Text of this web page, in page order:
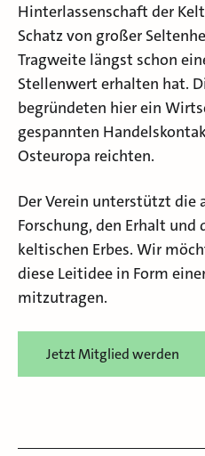
Hinterlassenschaft der
Schatz von großer
Tragweite längst schon
Stellenwert erhalten hat.
begründeten hier ein
gespannten
Osteuropa reichten.
Der Verein unterstützt die
Forschung, den Erhalt und
keltischen Erbes. Wir
diese Leitidee in Form
mitzutragen.
Jetzt Mitglied werden